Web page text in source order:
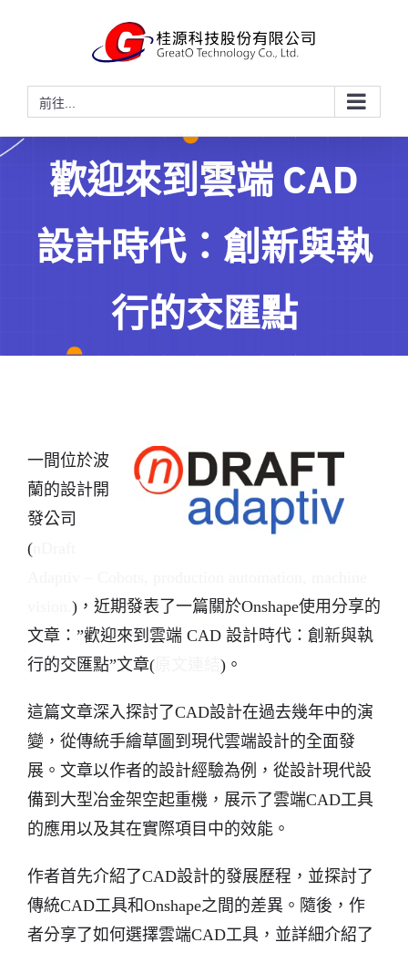
前往...
歡迎來到雲端 CAD
設計時代：創新與執
行的交匯點
一間位於波
蘭的設計開
發公司
(nDraft
)，近期發表了一篇關於Onshape使用分享的
文章：”歡迎來到雲端 CAD 設計時代：創新與執
行的交匯點”文章(原文連結 )。
這篇文章深入探討了CAD設計在過去幾年中的演
變，從傳統手繪草圖到現代雲端設計的全面發
展。文章以作者的設計經驗為例，從設計現代設
備到大型冶金架空起重機，展示了雲端CAD工具
的應用以及其在實際項目中的效能。
作者首先介紹了CAD設計的發展歷程，並探討了
傳統CAD工具和Onshape之間的差異。隨後，作
者分享了如何選擇雲端CAD工具，並詳細介紹了